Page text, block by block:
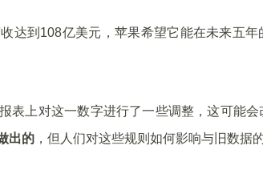
达到108亿美元，苹果希望它能在未来五
表上对这一数字进行了一些调整，这可能
出的 ，但人们对这些规则如何影响与旧数据